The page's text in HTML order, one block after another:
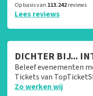
Op basis van 113.242reviews
Lees reviews
DICHTER BIJ...
Beleef evenementen
Tickets van
Zo werken wij